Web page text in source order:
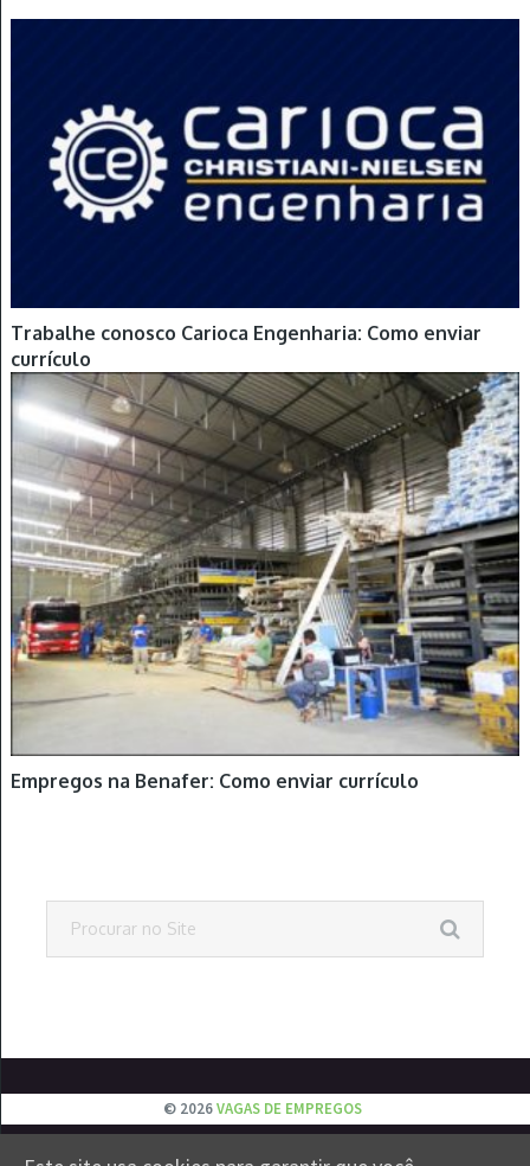
Trabalhe conosco Carioca Engenharia: Como enviar
currículo
Empregos na Benafer: Como enviar currículo
© 2026VAGAS DE EMPREGOS